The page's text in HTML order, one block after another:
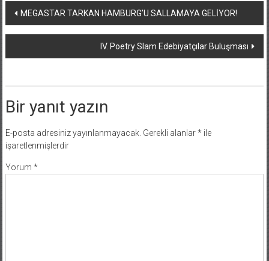
Yazı
dolaşımı
MEGASTAR TARKAN HAMBURG’U SALLAMAYA GELİYOR!
IV. Poetry Slam Edebiyatçılar Buluşması
Bir yanıt yazın
E-posta adresiniz yayınlanmayacak. Gerekli alanlar*ile
işaretlenmişlerdir
Yorum *